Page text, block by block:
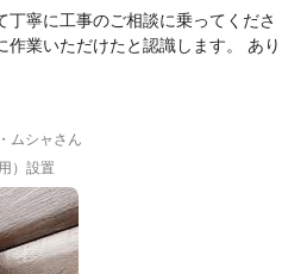
寧に工事のご相談に乗ってくださ
作業いただけたと認識します。 あり
ムシャさん
）設置